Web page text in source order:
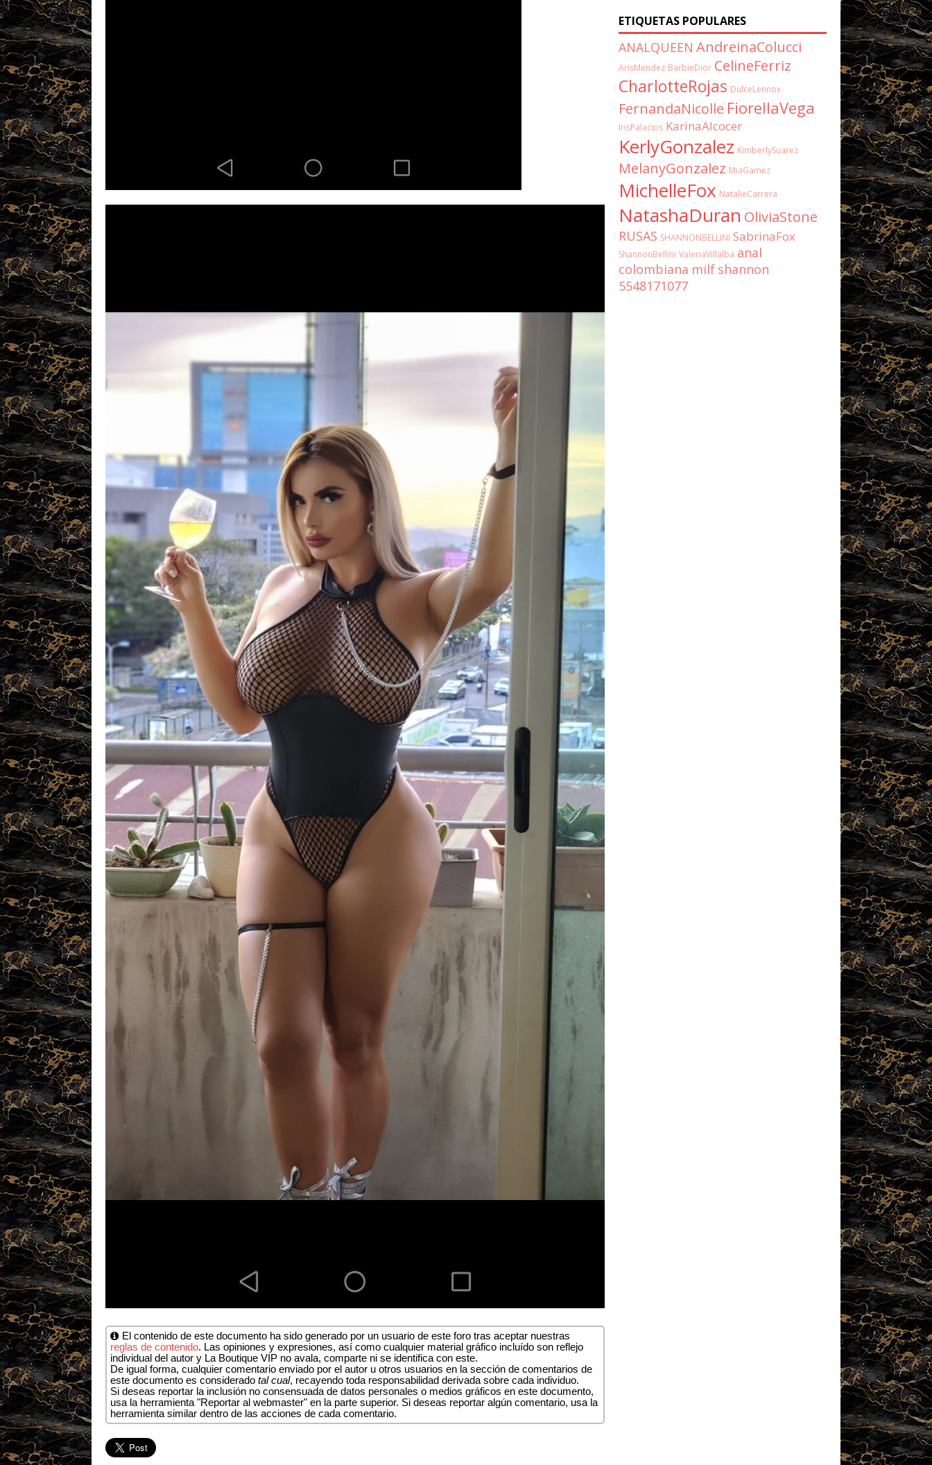
El contenido de este documento ha sido generado por un usuario de este foro tras aceptar nuestras
reglas de contenido. Las opiniones y expresiones, así como cualquier material gráfico incluído son reflejo
individual del autor y La Boutique VIP no avala, comparte ni se identifica con este.
De igual forma, cualquier comentario enviado por el autor u otros usuarios en la sección de comentarios de
este documento es considerado tal cual, recayendo toda responsabilidad derivada sobre cada individuo.
Si deseas reportar la inclusión no consensuada de datos personales o medios gráficos en este documento,
usa la herramienta "Reportar al webmaster" en la parte superior. Si deseas reportar algún comentario, usa la
herramienta similar dentro de las acciones de cada comentario.
ETIQUETAS POPULARES
ANALQUEEN AndreinaColucci
ArisMendez BarbieDior CelineFerriz
CharlotteRojas DulceLennox
FernandaNicolle FiorellaVega
IrisPalacios KarinaAlcocer
KerlyGonzalez KimberlySuarez
MelanyGonzalez MiaGamez
MichelleFox NatalieCarrera
NatashaDuran OliviaStone
RUSAS SHANNONBELLINI SabrinaFox
ShannonBellini ValeriaVillalba anal
colombiana milf shannon
5548171077